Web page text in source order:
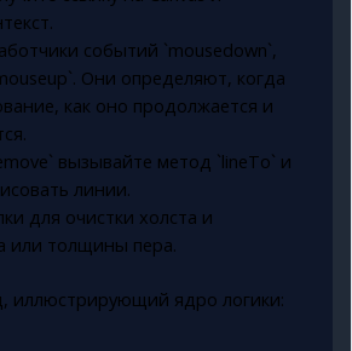
событий `mousedown`,
Они определяют, когда
как оно продолжается и
вызывайте метод `lineTo` и
линии.
для очистки холста и
или толщины пера.
иллюстрирующий ядро логики: